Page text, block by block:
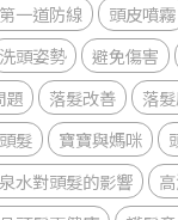
一道防線
頭皮噴霧
洗頭姿勢 避免傷害
題
落髮改善
落
髮 寶寶與媽咪
水對頭髮的影響